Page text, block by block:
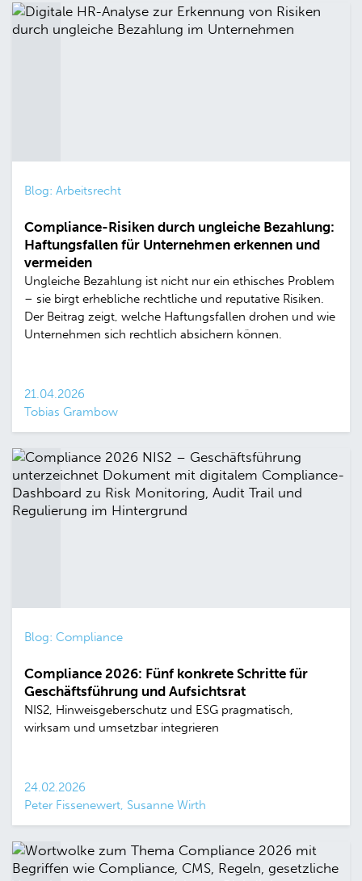
Blog: Arbeitsrecht
Compliance-Risiken durch ungleiche Bezahlung:
Haftungsfallen für Unternehmen erkennen und
vermeiden
Ungleiche Bezahlung ist nicht nur ein ethisches Problem
– sie birgt erhebliche rechtliche und reputative Risiken.
Der Beitrag zeigt, welche Haftungsfallen drohen und wie
Unternehmen sich rechtlich absichern können.
21.04.2026
Tobias Grambow
Blog: Compliance
Compliance 2026: Fünf konkrete Schritte für
Geschäftsführung und Aufsichtsrat
NIS2, Hinweisgeberschutz und ESG pragmatisch,
wirksam und umsetzbar integrieren
24.02.2026
Peter Fissenewert, Susanne Wirth